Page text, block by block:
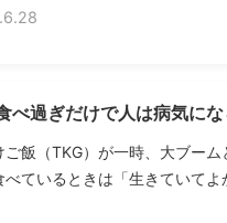
べ過ぎだけで人は病気に
ご飯（TKG）が一時、大ブー
べているときは「生きていて